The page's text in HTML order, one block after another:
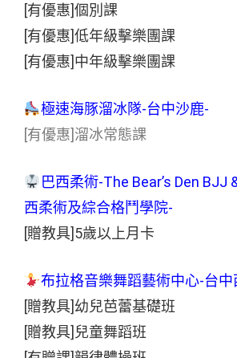
[有優惠]個別課
[有優惠]低年級擊樂團課
[有優惠]中年級擊樂團課
極速海豚溜冰隊-台中沙鹿-
[有優惠]溜冰常態課
巴西柔術-The Bear’s Den BJJ
西柔術及綜合格鬥學院-
[贈教具]5歲以上月卡
布拉格音樂舞蹈藝術中心-台中
[贈教具]幼兒芭蕾基礎班
[贈教具]兒童舞蹈班